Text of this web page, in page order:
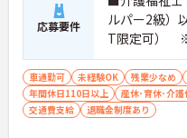
応募要件
ルパー2級）
T限定可）
車通勤可 未経験OK 残業少なめ
年間休日110日以上
産休･育休･介
交通費支給
退職金制度あり